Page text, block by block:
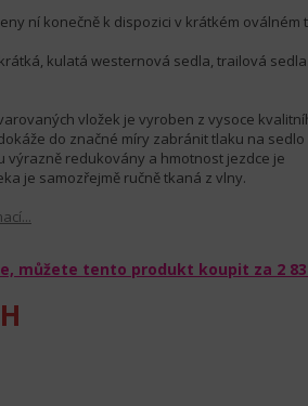
ní konečně k dispozici v krátkém oválném
kulatá westernová sedla, trailová
vložek je vyroben z vysoce
do značné míry zabránit tlaku na sedlo
výrazně redukovány a hmotnost jezdce je
je samozřejmě ručně tkaná z vlny.
můžete tento produkt koupit za 2